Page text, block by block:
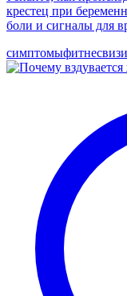
крестец при
боли и сигналы для
симптомыфитнес